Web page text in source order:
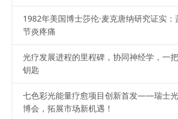
1982年美国博士莎伦·麦克唐纳研究证实
节炎疼痛
光疗发展进程的里程碑，协同神经学，一
钥匙
七色彩光能量疗愈项目创新首发——瑞士
博会，拓展市场新机遇！